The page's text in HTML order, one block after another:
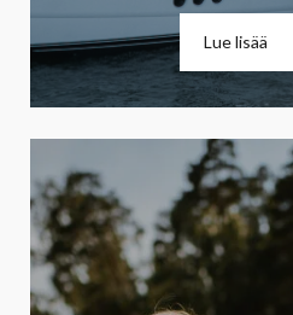
Lue lisää